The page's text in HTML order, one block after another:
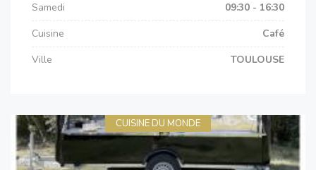
Samedi
09:30 - 16:30
Cuisine
Café
Ville
TOULOUSE
CUISINE DU MONDE